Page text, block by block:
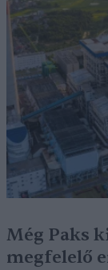
Még Paks
megfelelő